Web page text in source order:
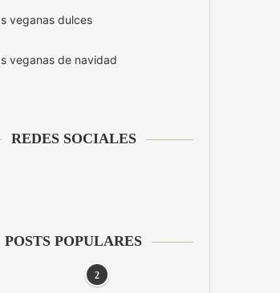
REDES SOCIALES
POSTS POPULARES
2